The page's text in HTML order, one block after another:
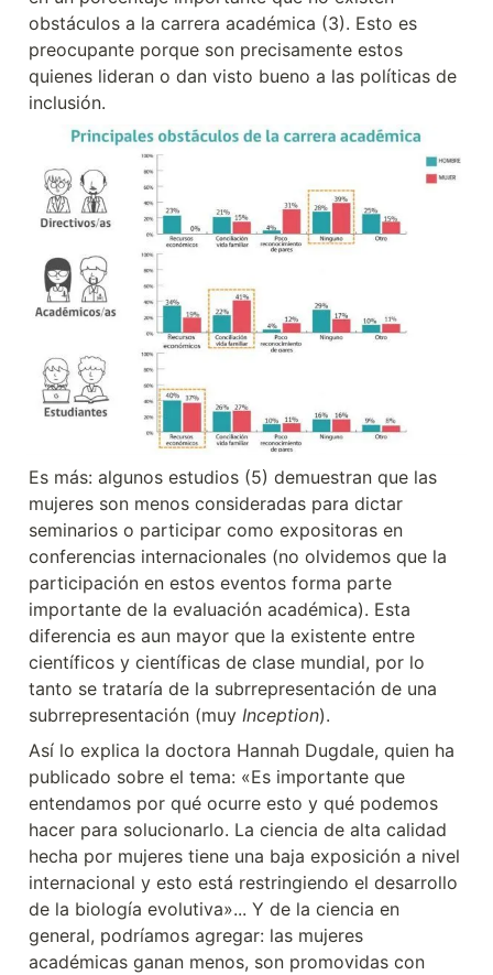
obstáculos a la carrera académica (3). Esto es
preocupante porque son precisamente estos
quienes lideran o dan visto bueno a las políticas de
inclusión.
Es más: algunos estudios (5) demuestran que las
mujeres son menos consideradas para dictar
seminarios o participar como expositoras en
conferencias internacionales (no olvidemos que la
participación en estos eventos forma parte
importante de la evaluación académica). Esta
diferencia es aun mayor que la existente entre
científicos y científicas de clase mundial, por lo
tanto se trataría de la subrrepresentación de una
subrrepresentación (muy Inception).
Así lo explica la doctora Hannah Dugdale, quien ha
publicado sobre el tema: «Es importante que
entendamos por qué ocurre esto y qué podemos
hacer para solucionarlo. La ciencia de alta calidad
hecha por mujeres tiene una baja exposición a nivel
internacional y esto está restringiendo el desarrollo
de la biología evolutiva»... Y de la ciencia en
general, podríamos agregar: las mujeres
académicas ganan menos, son promovidas con